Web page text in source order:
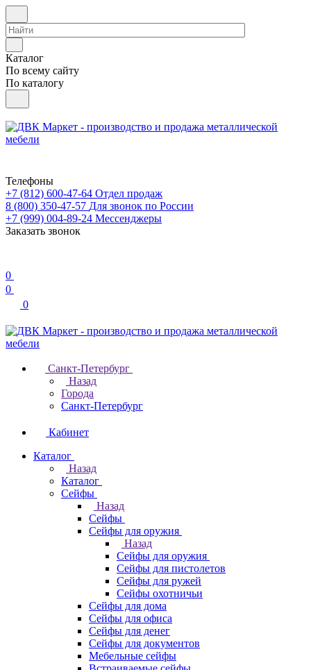
Каталог
По всему сайту
По каталогу
Телефоны
+7 (812) 600-47-64 Отдел продаж
8 (800) 350-47-57 Для звонок по России
+7 (999) 004-89-24 Мессенджеры
Заказать звонок
0
0
0
Санкт-Петербург
Назад
Города
Санкт-Петербург
Кабинет
Каталог
Назад
Каталог
Cейфы
Назад
Cейфы
Cейфы для оружия
Назад
Cейфы для оружия
Сейфы для пистолетов
Сейфы для ружей
Сейфы охотничьи
Cейфы для дома
Cейфы для офиса
Сейфы для денег
Сейфы для документов
Мебельные сейфы